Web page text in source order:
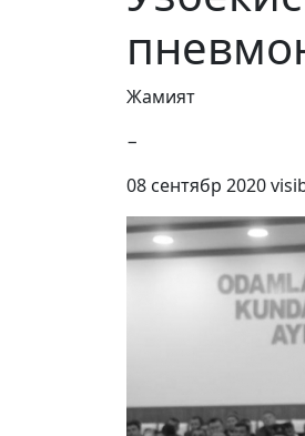
Жамият
−
08 сентябр 2020